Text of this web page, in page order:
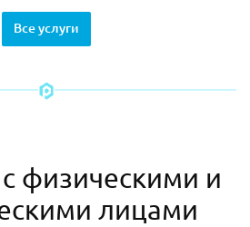
Все услуги
физическими и
лицами